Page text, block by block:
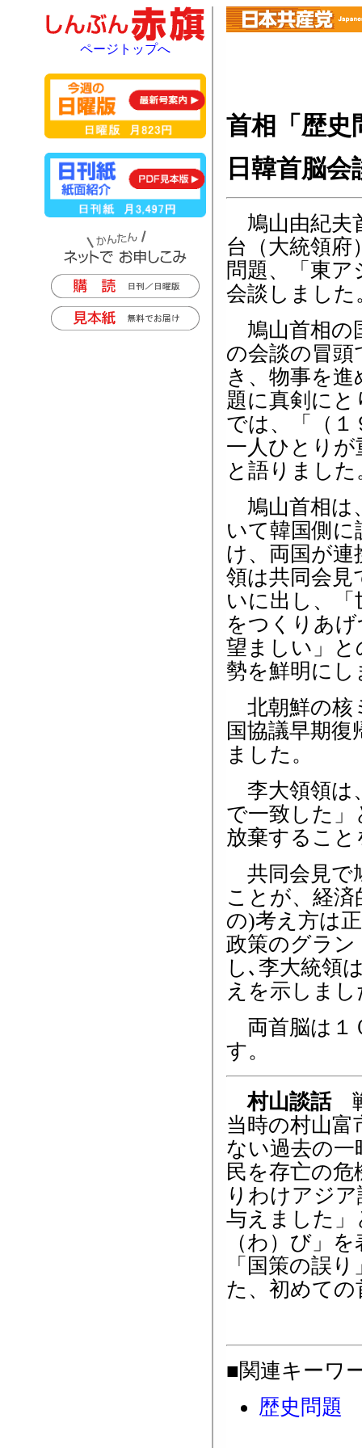
首相「歴史
日韓首脳
鳩山由紀夫
台（大統領
問題、「東
会談しました
鳩山首相の
の会談の冒頭
き、物事を
題に真剣に
では、「（１
一人ひとり
と語りました
鳩山首相は
いて韓国側
け、両国が
領は共同会見
いに出し、
をつくりあ
望ましい」
勢を鮮明にし
北朝鮮の核
国協議早期
ました。
李大領領は
で一致した」
放棄するこ
共同会見で
ことが、経
の)考え方は
政策のグラン
し､李大統領
えを示しまし
両首脳は１
す。
村山談話戦
当時の村山
ない過去の一
民を存亡の
りわけアジ
与えました」
（わ）び」
「国策の誤
た、初めて
■関連キーワ
歴史問題
ページトップへ